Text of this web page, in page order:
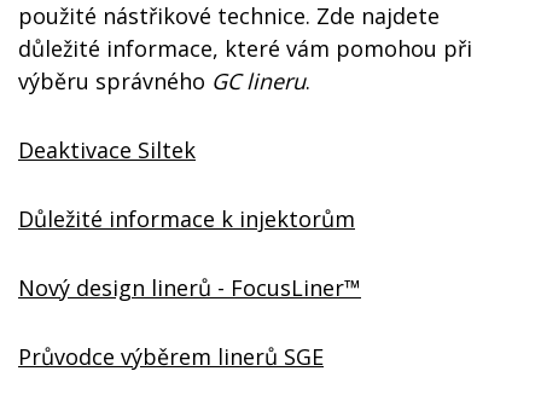
použité nástřikové technice. Zde najdete
důležité informace, které vám pomohou při
výběru správného GC lineru.
Deaktivace Siltek
Důležité informace k injektorům
Nový design linerů - FocusLiner™
Průvodce výběrem linerů SGE